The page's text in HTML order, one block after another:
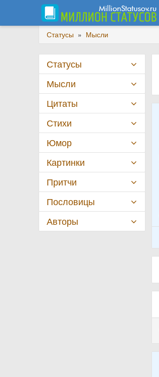
Статусы » Мысли
Статусы
Мысли
Цитаты
Стихи
Юмор
Картинки
Притчи
Пословицы
Авторы